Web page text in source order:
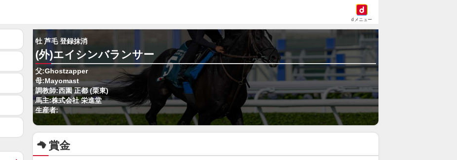
dメニュー
牡 芦毛 登録抹消
(外)エイシンバランサー
父:Ghostzapper
母:Mayomast
調教師:西園 正都 (栗東)
馬主:株式会社 栄進堂
生産者:
賞金